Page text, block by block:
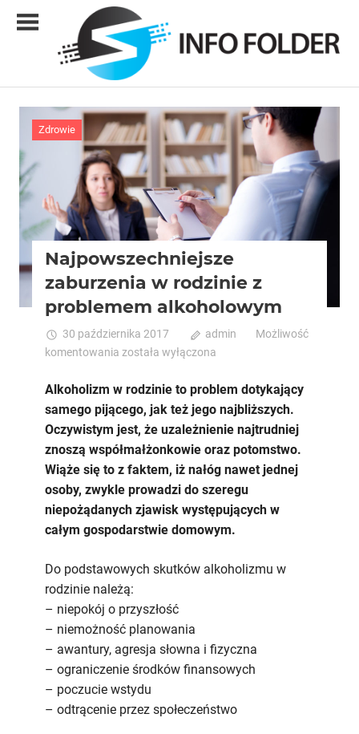
folder
Zdrowie
Najpowszechniejsze
zaburzenia w rodzinie z
problemem alkoholowym
30 października 2017 admin
Możliwość
komentowania Najpowszechniejsze
w
rodzinie
problemem
alkoholowym
została wyłączona
Alkoholizm w rodzinie to problem dotykający
samego pijącego, jak też jego najbliższych.
Oczywistym jest, że uzależnienie najtrudniej
znoszą współmałżonkowie oraz potomstwo.
Wiąże się to z faktem, iż nałóg nawet jednej
osoby, zwykle prowadzi do szeregu
niepożądanych zjawisk występujących w
całym gospodarstwie domowym.
Do podstawowych skutków alkoholizmu w
rodzinie należą:
– niepokój o przyszłość
– niemożność planowania
– awantury, agresja słowna i fizyczna
– ograniczenie środków finansowych
– poczucie wstydu
– odtrącenie przez społeczeństwo